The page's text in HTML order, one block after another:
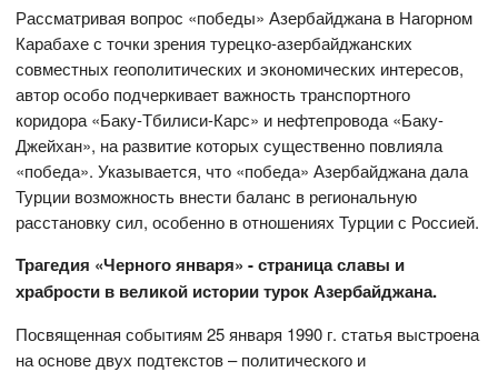
Рассматривая вопрос «победы» Азербайджана в Нагорном
Карабахе с точки зрения турецко-азербайджанских
совместных геополитических и экономических интересов,
автор особо подчеркивает важность транспортного
коридора «Баку-Тбилиси-Карс» и нефтепровода «Баку-
Джейхан», на развитие которых существенно повлияла
«победа». Указывается, что «победа» Азербайджана дала
Турции возможность внести баланс в региональную
расстановку сил, особенно в отношениях Турции с Россией.
Трагедия «Черного января» - страница славы и
храбрости в великой истории турок Азербайджана.
Посвященная событиям 25 января 1990 г. статья выстроена
на основе двух подтекстов – политического и